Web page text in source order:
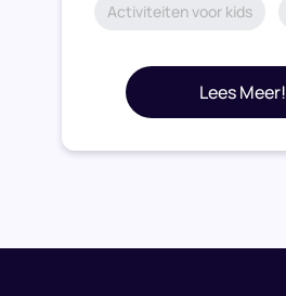
Activiteiten voor kids
Lees Meer!